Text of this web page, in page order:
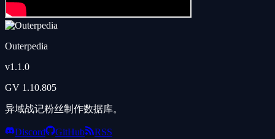
Outerpedia
v1.1.0
GV 1.10.805
异域战记粉丝制作数据库。
Discord GitHub RSS